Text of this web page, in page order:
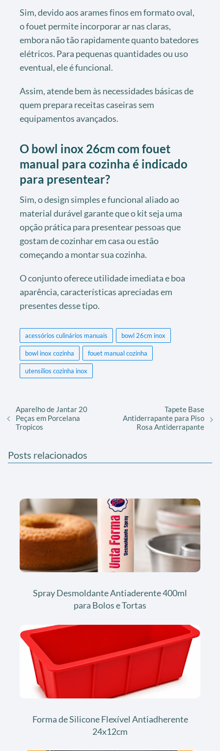
Sim, devido aos arames finos em formato oval,
o fouet permite incorporar ar nas claras,
embora não tão rapidamente quanto batedores
elétricos. Para pequenas quantidades ou uso
eventual, ele é funcional.
Assim, atende bem às necessidades básicas de
quem prepara receitas caseiras sem
equipamentos avançados.
O bowl inox 26cm com fouet
manual para cozinha é indicado
para presentear?
Sim, o design simples e funcional aliado ao
material durável garante que o kit seja uma
opção prática para presentear pessoas que
gostam de cozinhar em casa ou estão
começando a montar sua cozinha.
O conjunto oferece utilidade imediata e boa
aparência, características apreciadas em
presentes desse tipo.
acessórios culinários manuais bowl 26cm inox
bowl inox cozinha fouet manual cozinha
utensílios cozinha inox
Aparelho de Jantar 20
Peças em Porcelana
Tropicos
Tapete Base
Antiderrapante para Piso
Rosa Antiderrapante
Posts relacionados
Spray Desmoldante Antiaderente 400ml
para Bolos e Tortas
Forma de Silicone Flexível Antiadherente
24x12cm